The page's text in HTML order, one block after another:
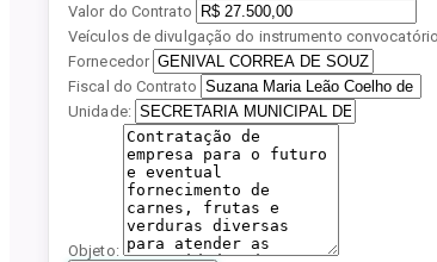
Valor do Contrato
Veículos de divulgação do instrumento
Fornecedor
Fiscal do Contrato
Unidade:
Objeto: